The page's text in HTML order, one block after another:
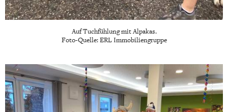
Auf Tuchfühlung mit Alpakas.
Foto-Quelle: ERL Immobiliengruppe